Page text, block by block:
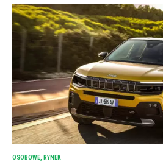
OSOBOWE, RYNEK